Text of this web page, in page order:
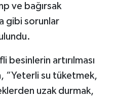
ve bağırsak
gibi sorunlar
besinlerin artırılması
“Yeterli su tüketmek,
uzak durmak,